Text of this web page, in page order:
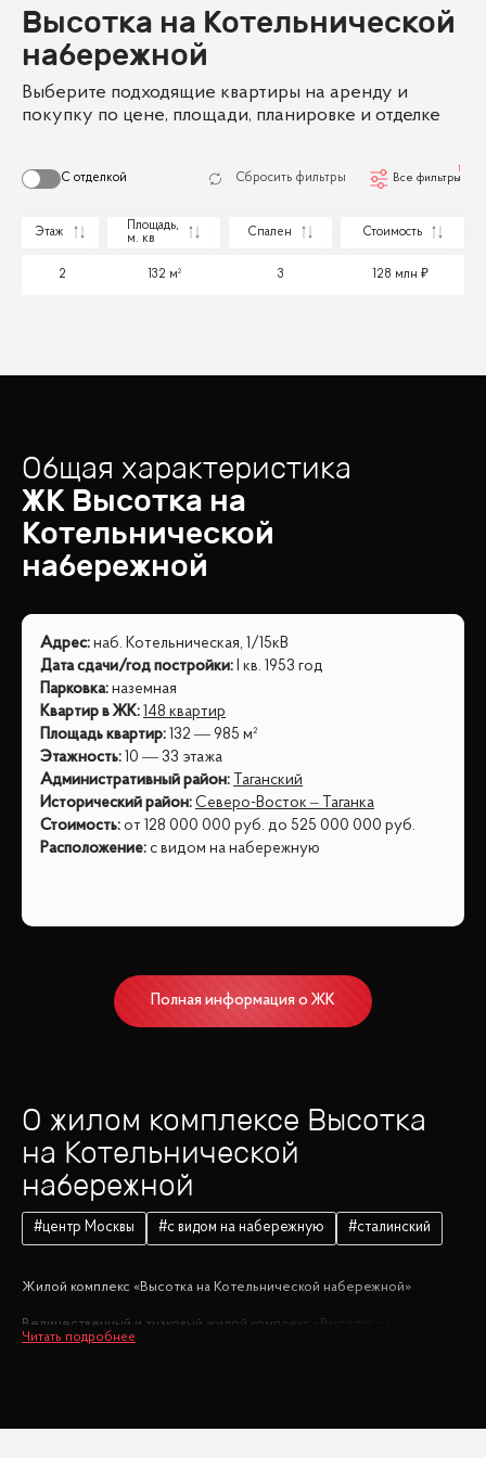
Высотка на Котельнической
набережной
Выберите подходящие квартиры на аренду и
покупку по цене, площади, планировке и отделке
С отделкой Сбросить фильтры Все фильтры
Этаж
Площадь,
м. кв
Спален Стоимость
2 132 м² 3 128 млн
Общая характеристика
ЖК Высотка на
Котельнической
набережной
Адрес: наб. Котельническая, 1/15кВ
Дата сдачи/год постройки: I кв. 1953 год
Парковка: наземная
Квартир в ЖК: 148 квартир
Площадь квартир: 132 — 985 м²
Этажность: 10 — 33 этажа
Административный район:
Таганский
Исторический район: Северо-Восток – Таганка
Стоимость: от 128 000 000 руб. до 525 000 000 руб.
Расположение: с видом на набережную
Полная информация о ЖК
О жилом комплексе Высотка
на Котельнической
набережной
#центр Москвы #с видом на набережную #сталинский
Жилой комплекс «Высотка на Котельнической набережной»
Величественный и знаковый жилой комплекс «Высотка на
Котельнической набережной» представляет собой настоящий